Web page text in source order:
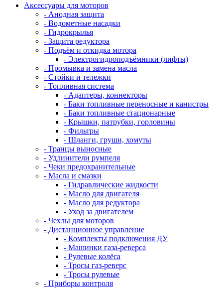
Аксессуары для моторов
- Анодная защита
- Водометные насадки
- Гидрокрылья
- Защита редуктора
- Подъём и откидка мотора
- Электрогидроподъёмники (лифты)
- Промывка и замена масла
- Стойки и тележки
- Топливная система
- Адаптеры, коннекторы
- Баки топливные переносные и канистры
- Баки топливные стационарные
- Крышки, патрубки, горловины
- Фильтры
- Шланги, груши, хомуты
- Транцы выносные
- Удлинители румпеля
- Чеки предохранительные
- Масла и смазки
- Гидравлические жидкости
- Масло для двигателя
- Масло для редуктора
- Уход за двигателем
- Чехлы для моторов
- Дистанционное управление
- Комплекты подключения ДУ
- Машинки газа-реверса
- Рулевые колёса
- Тросы газ-реверс
- Тросы рулевые
- Приборы контроля